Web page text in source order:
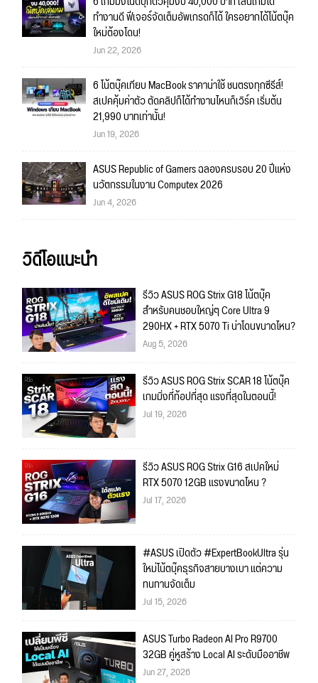
ทำงานดี ฟีเจอร์จัดเต็มอัพเกรดก็ได้ ใครอยากได้โน้ตบุ๊ค
ใหม่ต้องโดน!
Jun 22, 2026
6 โน้ตบุ๊คเทียบ MacBook ราคาน่าใช้ ชนตรงทุกซีรีส์!
สเปคคุ้มค่าตัว ตัดคลิปก็ได้ทำงานไหนก็เวิร์ค เริ่มต้น
21,990 บาทเท่านั้น!
Jun 19, 2026
ASUS Republic of Gamers ฉลองครบรอบ 20 ปีแห่ง
นวัตกรรมในงาน Computex 2026
Jun 4, 2026
วิดีโอแนะนำ
รีวิว ASUS ROG Strix G18 โน้ตบุ๊ค
สำหรับคนชอบใหญ่ๆ Core Ultra 9
290HX + RTX 5070 Ti น่าโดนขนาดไหน?
Aug 5, 2026
รีวิว ASUS ROG Strix SCAR 18 โน้ตบุ๊ค
เกมมิ่งที่ท้อปที่สุด แรงที่สุดในตอนนี้!
Jul 19, 2026
รีวิว ASUS ROG Strix G16 สเปคใหม่
RTX 5070 12GB แรงขนาดไหน ?
Jul 17, 2026
#ASUS เปิดตัว #ExpertBookUltra รุ่น
ใหม่โน้ตบุ๊คธุรกิจสายบางเบา แต่ความ
ทนทานจัดเต็ม
Jul 15, 2026
ASUS Turbo Radeon AI Pro R9700
32GB คู่หูสร้าง Local AI ระดับมืออาชีพ
Jun 27, 2026